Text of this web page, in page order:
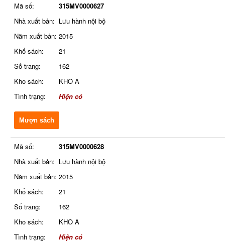
Mã số:
315MV0000627
Nhà xuất bản: Lưu hành nội bộ
Năm xuất bản: 2015
Khổ sách:
21
Số trang:
162
Kho sách:
KHO A
Tình trạng:
Hiện có
Mượn sách
Mã số:
315MV0000628
Nhà xuất bản: Lưu hành nội bộ
Năm xuất bản: 2015
Khổ sách:
21
Số trang:
162
Kho sách:
KHO A
Tình trạng:
Hiện có